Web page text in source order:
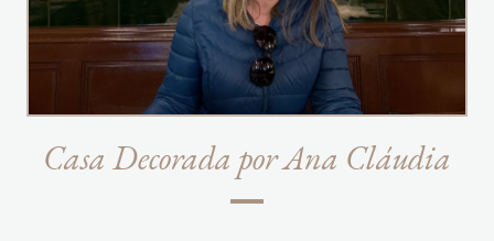
Casa Decorada por Ana Cláudia